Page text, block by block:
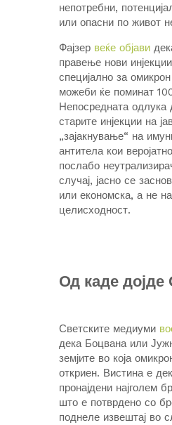
непотребни,
или опасни по живот
Фајзер веќе објави
правење нови
специјално за
можеби ќе поминат
Непосредната одлука
старите инјекции на
„зајакнување“ на
антитела кои
послабо
случај, јасно се
или економска, а не
целисходност.
Од каде
Светските медиуми
дека Боцвана или
земјите во која
откриен. Вистина е
пронајдени најголем
што е потврдено со
поднеле извештај во